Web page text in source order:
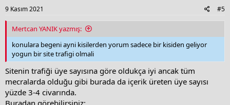
9 Kasım 2021 #5
Mertcan YANIK yazmış:
konulara begeni ayni kisilerden yorum sadece bir kisiden geliyor
yogun bir site trafigi olmali
Sitenin trafiği üye sayısına göre oldukça iyi ancak tüm
mecralarda olduğu gibi burada da içerik üreten üye sayısı
yüzde 3-4 civarında.
Buradan görebilirsiniz: